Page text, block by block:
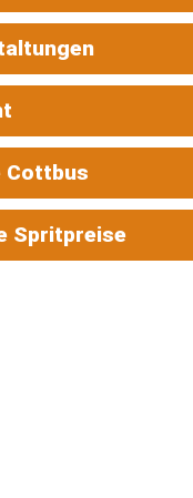
Cottbus
Spritpreise